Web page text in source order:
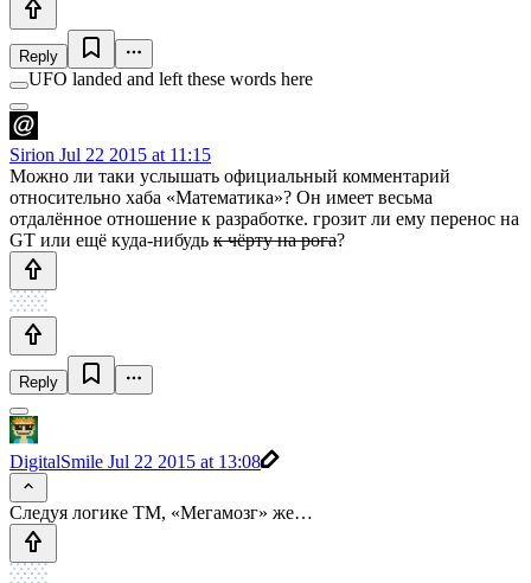
Reply
UFO landed and left these words here
Sirion Jul 22 2015 at 11:15
Можно ли таки услышать официальный комментарий
относительно хаба «Математика»? Он имеет весьма
отдалённое отношение к разработке. грозит ли ему перенос на
GT или ещё куда-нибудь к чёрту на рога?
Reply
DigitalSmile Jul 22 2015 at 13:08
Следуя логике ТМ, «Мегамозг» же…